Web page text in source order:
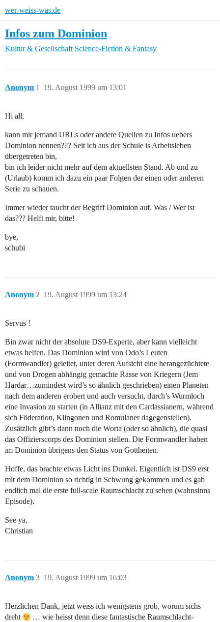
wer-weiss-was.de
Infos zum Dominion
Kultur & Gesellschaft Science-Fiction & Fantasy
Anonym 19. August 1999 um 13:01
1
Hi all,
kann mir jemand URLs oder andere Quellen zu Infos uebers
Dominion nennen??? Seit ich aus der Schule is Arbeitsleben
übergetreten bin,
bin ich leider nicht mehr auf dem aktuellsten Stand. Ab und zu
(Urlaub) komm ich dazu ein paar Folgen der einen oder anderen
Serie zu schauen.
Immer wieder taucht der Begriff Dominion auf. Was / Wer ist
das??? Helft mir, bitte!
bye,
schubi
Anonym 19. August 1999 um 13:24
2
Servus !
Bin zwar nicht der absolute DS9-Experte, aber kann vielleicht
etwas helfen. Das Dominion wird von Odo’s Leuten
(Formwandler) geleitet, unter deren Aufsicht eine herangezüchtete
und von Drogen abhängig gemachte Rasse von Kriegern (Jem
Hardar…zumindest wird’s so ähnlich geschrieben) einen Planeten
nach dem anderen erobert und auch versucht, durch’s Wurmloch
eine Invasion zu starten (in Allianz mit den Cardassianern, während
sich Föderation, Klingonen und Romulaner dagegenstellen).
Zusätzlich gibt’s dann noch die Worta (oder so ähnlich), die quasi
das Offizierscorps des Dominion stellen. Die Formwandler haben
im Dominion übrigens den Status von Gottheiten.
Hoffe, das brachte etwas Licht ins Dunkel. Eigentlich ist DS9 erst
mit dem Dominion so richtig in Schwung gekommen und es gab
endlich mal die erste full-scale Raumschlacht zu sehen (wahnsinns
Episode).
See ya,
Christian
Anonym 19. August 1999 um 16:03
3
Herzlichen Dank, jetzt weiss ich wenigstens grob, worum sichs
dreht
… wie heisst denn diese fantastische Raumschlacht-